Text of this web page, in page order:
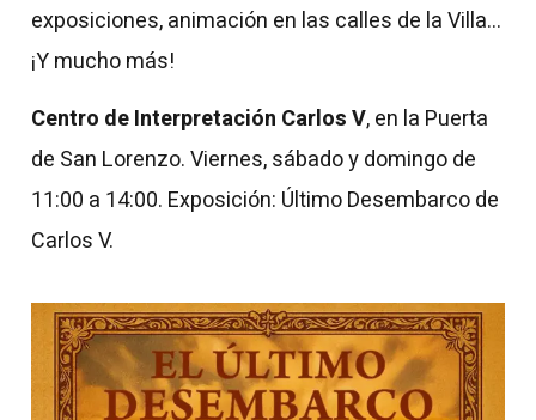
exposiciones, animación en las calles de la Villa…
¡Y mucho más!
Centro de Interpretación Carlos V, en la Puerta
de San Lorenzo. Viernes, sábado y domingo de
11:00 a 14:00. Exposición: Último Desembarco de
Carlos V.